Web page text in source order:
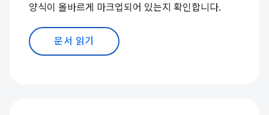
양식이 올바르게 마크업되어 있는지 확인합니다.
문서 읽기